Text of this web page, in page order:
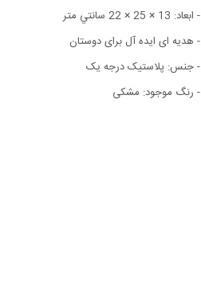
- ابعاد: 13 × 25 × 22 سانتي متر
- هدیه ای ایده آل برای دوستان
- جنس‏:‏ پلاستیک درجه یک
- رنگ موجود: مشکی